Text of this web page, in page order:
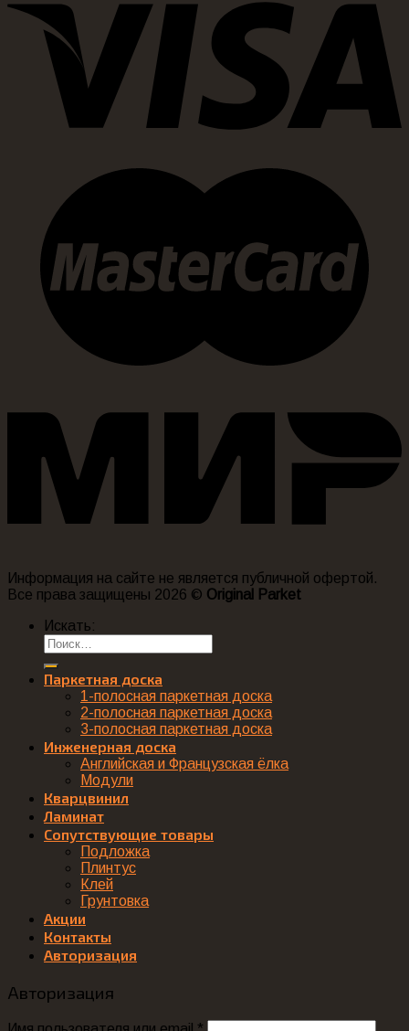
Информация на сайте не является публичной офертой.
Все права защищены 2026 © Original Parket
Искать:
Паркетная доска
1-полосная паркетная доска
2-полосная паркетная доска
3-полосная паркетная доска
Инженерная доска
Английская и Французская ёлка
Модули
Кварцвинил
Ламинат
Сопутствующие товары
Подложка
Плинтус
Клей
Грунтовка
Акции
Контакты
Авторизация
Авторизация